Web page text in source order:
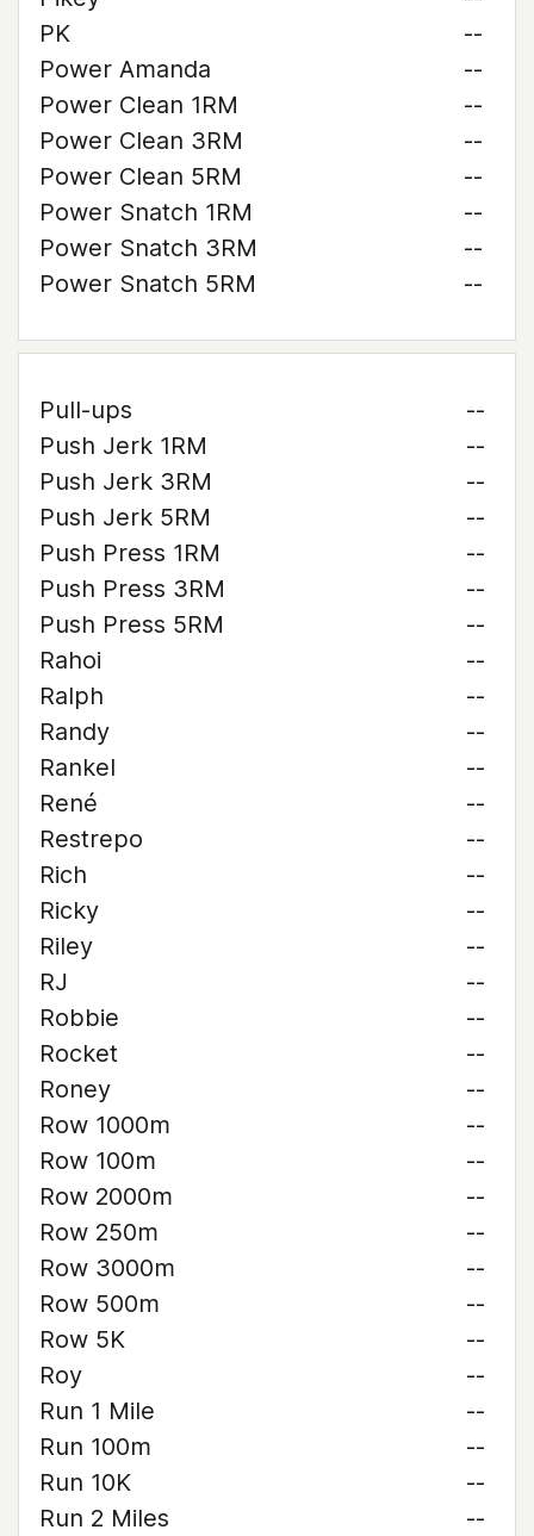
PK
--
Power Amanda
--
Power Clean 1RM
--
Power Clean 3RM
--
Power Clean 5RM
--
Power Snatch 1RM
--
Power Snatch 3RM
--
Power Snatch 5RM
--
Pull-ups
--
Push Jerk 1RM
--
Push Jerk 3RM
--
Push Jerk 5RM
--
Push Press 1RM
--
Push Press 3RM
--
Push Press 5RM
--
Rahoi
--
Ralph
--
Randy
--
Rankel
--
René
--
Restrepo
--
Rich
--
Ricky
--
Riley
--
RJ
--
Robbie
--
Rocket
--
Roney
--
Row 1000m
--
Row 100m
--
Row 2000m
--
Row 250m
--
Row 3000m
--
Row 500m
--
Row 5K
--
Roy
--
Run 1 Mile
--
Run 100m
--
Run 10K
--
Run 2 Miles
--